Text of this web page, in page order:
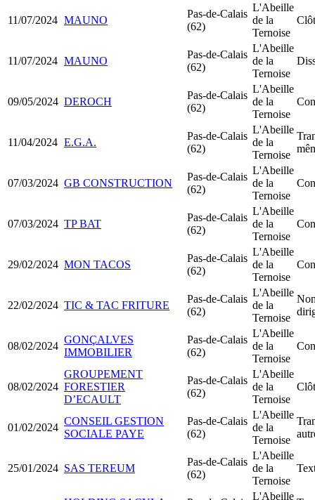
11/07/2024 MAUNO
Pas-de-Calais
(62)
L'Abeille
de la
Ternoise
11/07/2024 MAUNO
Pas-de-Calais
(62)
L'Abeille
de la
Ternoise
09/05/2024 DEROCH
Pas-de-Calais
(62)
L'Abeille
de la
Ternoise
11/04/2024 E.G.A.
Pas-de-Calais
(62)
L'Abeille
de la
Ternoise
07/03/2024 GB CONSTRUCTION
Pas-de-Calais
(62)
L'Abeille
de la
Ternoise
07/03/2024 TP BAT
Pas-de-Calais
(62)
L'Abeille
de la
Ternoise
29/02/2024 MON TACOS
Pas-de-Calais
(62)
L'Abeille
de la
Ternoise
22/02/2024 TIC & TAC FRITURE
Pas-de-Calais
(62)
L'Abeille
de la
Ternoise
08/02/2024
GONÇALVES
IMMOBILIER
Pas-de-Calais
(62)
L'Abeille
de la
Ternoise
08/02/2024
GROUPEMENT
FORESTIER
D’ECAULT
Pas-de-Calais
(62)
L'Abeille
de la
Ternoise
01/02/2024
CONSEIL GESTION
SOCIALE PAYE
Pas-de-Calais
(62)
L'Abeille
de la
Ternoise
25/01/2024 SAS TEREUM
Pas-de-Calais
(62)
L'Abeille
de la
Ternoise
L'Abeille